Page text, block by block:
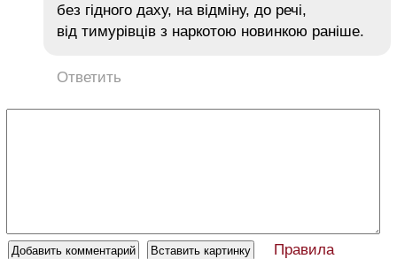
без гiдного даху, на вiдмiну, до речi,
вiд тимурiвцiв з наркотою новинкою ранiше.
Ответить
Правила